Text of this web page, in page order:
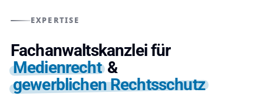
EXPERTISE
Fachanwaltskanzlei für
Medienrecht&
gewerblichen Rechtsschutz